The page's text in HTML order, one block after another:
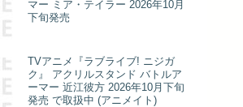
マー ミア・テイラー 2026年10月
下旬発売
TVアニメ『ラブライブ! ニジガ
ク』 アクリルスタンド バトルア
ーマー 近江彼方 2026年10月下旬
発売 で取扱中 (アニメイト)